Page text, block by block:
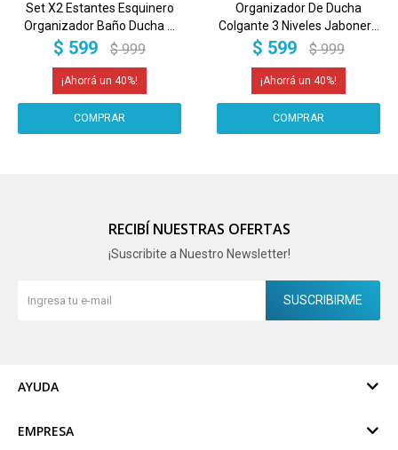
Set X2 Estantes Esquinero
Organizador Baño Ducha Y
Adhesivos Linea Premium
$ 599 $ 999
40
Organizador De Ducha
Colgante 3 Niveles Jabonera
Baño Acero Imback Color
$ 599 $ 999
40
RECIBÍ NUESTRAS OFERTAS
¡Suscribite a Nuestro Newsletter!
SUSCRIBIRME
AYUDA
EMPRESA